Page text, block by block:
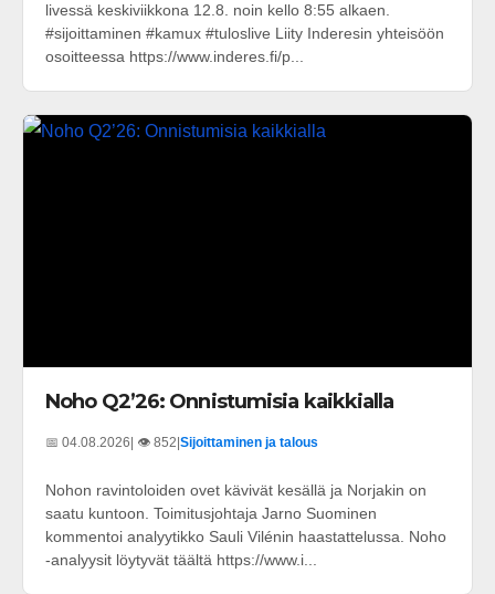
livessä keskiviikkona 12.8. noin kello 8:55 alkaen.
#sijoittaminen #kamux #tuloslive Liity Inderesin yhteisöön
osoitteessa https://www.inderes.fi/p...
Noho Q2’26: Onnistumisia kaikkialla
📅 04.08.2026 | 👁️ 852 Sijoittaminen ja talous
Nohon ravintoloiden ovet kävivät kesällä ja Norjakin on
saatu kuntoon. Toimitusjohtaja Jarno Suominen
kommentoi analyytikko Sauli Vilénin haastattelussa. Noho
-analyysit löytyvät täältä https://www.i...